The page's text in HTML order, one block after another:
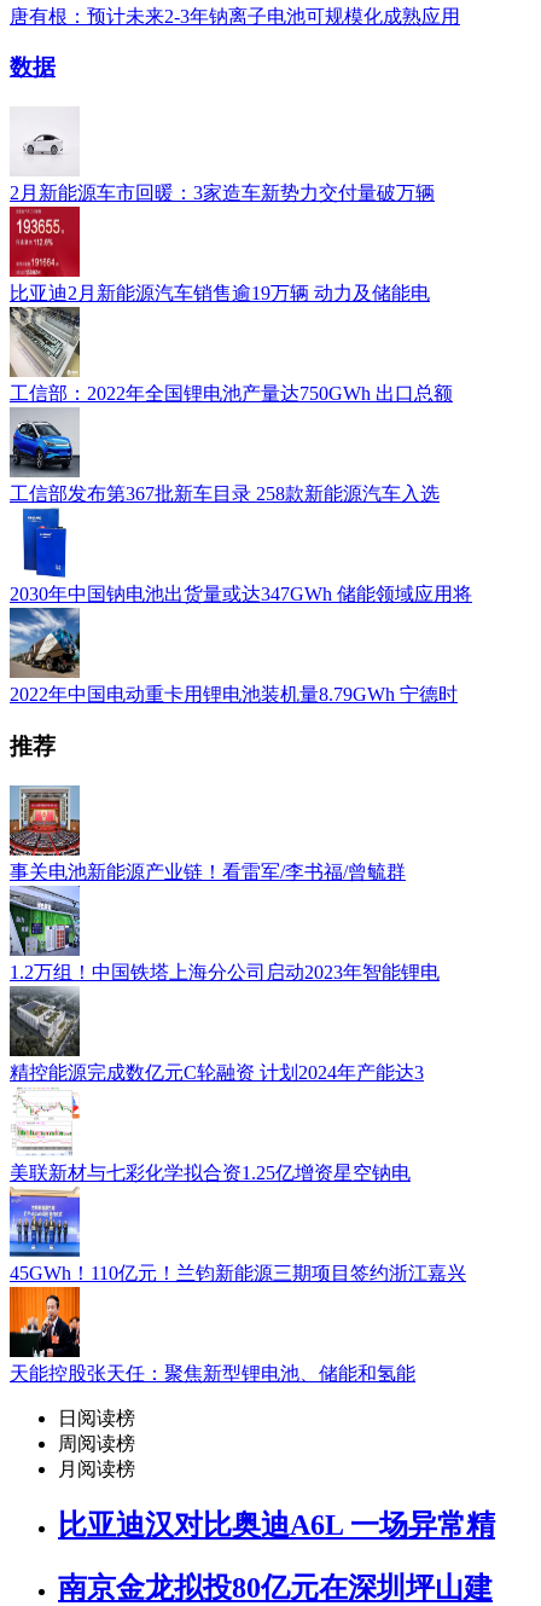
唐有根：预计未来2-3年钠离子电池可规模化成熟应用
数据
2月新能源车市回暖：3家造车新势力交付量破万辆
比亚迪2月新能源汽车销售逾19万辆 动力及储能电
工信部：2022年全国锂电池产量达750GWh 出口总额
工信部发布第367批新车目录 258款新能源汽车入选
2030年中国钠电池出货量或达347GWh 储能领域应用将
2022年中国电动重卡用锂电池装机量8.79GWh 宁德时
推荐
事关电池新能源产业链！看雷军/李书福/曾毓群
1.2万组！中国铁塔上海分公司启动2023年智能锂电
精控能源完成数亿元C轮融资 计划2024年产能达3
美联新材与七彩化学拟合资1.25亿增资星空钠电
45GWh！110亿元！兰钧新能源三期项目签约浙江嘉兴
天能控股张天任：聚焦新型锂电池、储能和氢能
日阅读榜
周阅读榜
月阅读榜
比亚迪汉对比奥迪A6L 一场异常精
南京金龙拟投80亿元在深圳坪山建